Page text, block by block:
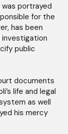
was portrayed
for the
has been
public
documents
life and legal
as well
his mercy